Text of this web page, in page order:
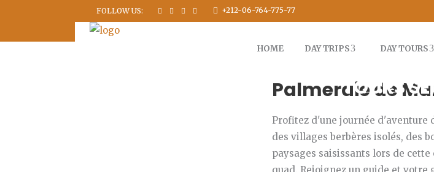
FOLLOW US: +212-06-764-775-77
HOME DAY TRIPS DAY TOURS
TOURS
Palmeraie de
Profitez d'une journée d'aventure
des villages berbères isolés, des
paysages saisissants lors de